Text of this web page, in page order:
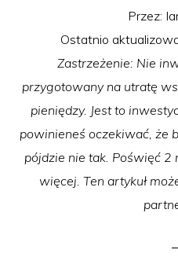
Przez:
Ostatnio
Zastrzeżenie: Nie
przygotowany na utratę
pieniędzy. Jest to
powinieneś oczekiwać, że
pójdzie nie tak. Poświęć 2
więcej. Ten artykuł